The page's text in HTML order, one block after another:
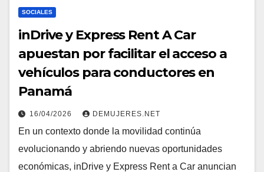
SOCIALES
inDrive y Express Rent A Car
apuestan por facilitar el acceso a
vehículos para conductores en
Panamá
16/04/2026 DEMUJERES.NET
En un contexto donde la movilidad continúa
evolucionando y abriendo nuevas oportunidades
económicas, inDrive y Express Rent a Car anuncian